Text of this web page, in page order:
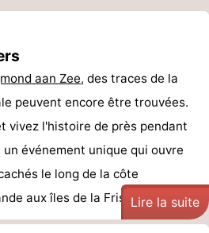
aan Zee, des traces de la
peuvent encore être trouvées.
vivez l'histoire de près pendant
un événement unique qui ouvre
le long de la côte
aux îles de la Frise, déco ...
Lire la suite